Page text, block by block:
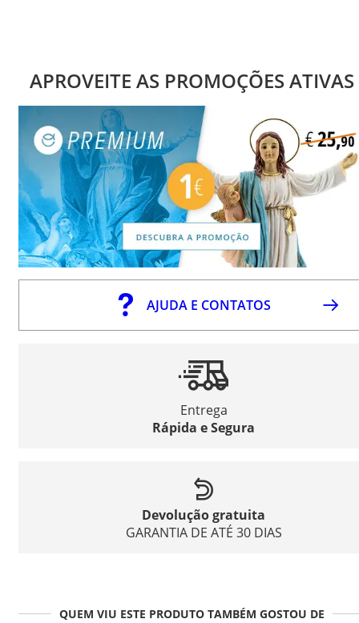
APROVEITE AS PROMOÇÕES ATIVAS
AJUDA E CONTATOS
Entrega
Rápida e Segura
Devolução gratuita
GARANTIA DE ATÉ 30 DIAS
QUEM VIU ESTE PRODUTO TAMBÉM GOSTOU DE